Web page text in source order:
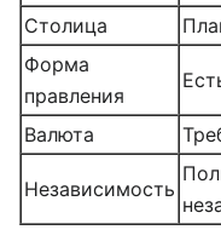
Столица
Форма
правления
Валюта
Независимость